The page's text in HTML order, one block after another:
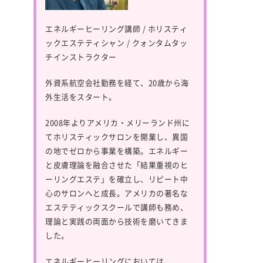
エネルギーヒーリング講師 / ホリスティ
ックエステティシャン / クォンタムタッ
チインストラクター
外資系航空会社勤務を経て、20歳から海
外生活をスタート。
2008年よりアメリカ・メリーランド州に
てホリスティックサロンを開業し、異国
の地でゼロから事業を構築。エネルギー
と皮膚理論を融合させた「結果重視のヒ
ーリングエステ」を確立し、リピート中
心のサロンへと成長。アメリカの著名な
エステティックスクールで講師も務め、
理論と実践の両面から技術を磨いてきま
した。